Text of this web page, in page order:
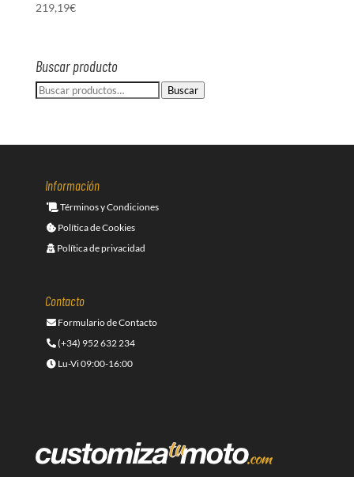
219,19€
Buscar producto
Buscar
Buscar
Información
Términos y Condiciones
Política de Cookies
Política de privacidad
Contacto
Formulario de Contacto
(+34) 952 632 234
Lu-Vi 09:00-16:00